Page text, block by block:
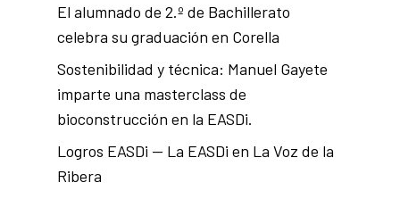
El alumnado de 2.º de Bachillerato
celebra su graduación en Corella
Sostenibilidad y técnica: Manuel Gayete
imparte una masterclass de
bioconstrucción en la EASDi.
Logros EASDi — La EASDi en La Voz de la
Ribera